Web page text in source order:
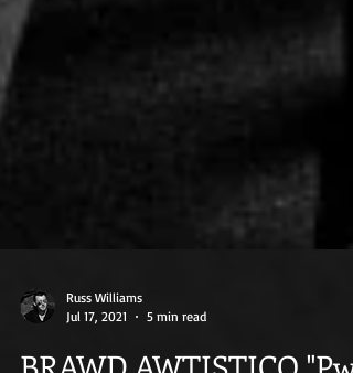
Jul 17, 2021
5 min read